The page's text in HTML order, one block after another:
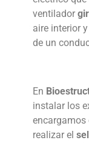
ventilador
aire interior
de un
En
instalar los
encargamos
realizar el